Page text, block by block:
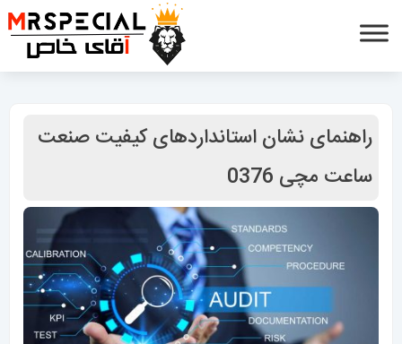
راهنمای نشان استانداردهای کیفیت صنعت
ساعت مچی 0376